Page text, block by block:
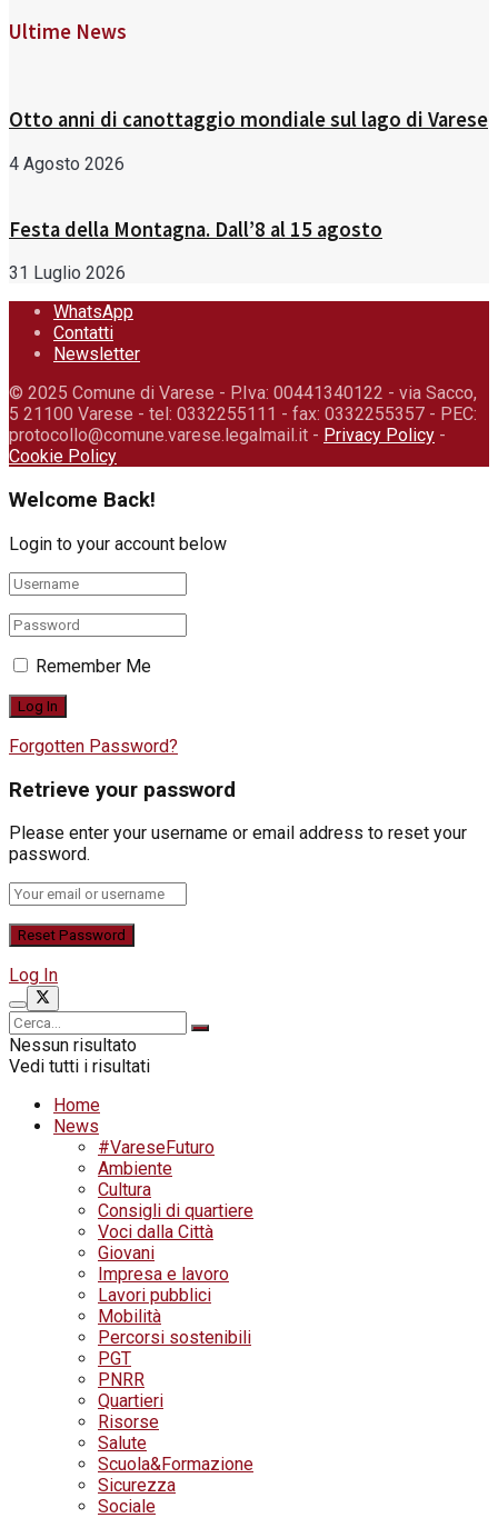
Ultime News
Otto anni di canottaggio mondiale sul lago di Varese
4 Agosto 2026
Festa della Montagna. Dall’8 al 15 agosto
31 Luglio 2026
WhatsApp
Contatti
Newsletter
© 2025 Comune di Varese - P.Iva: 00441340122 - via Sacco,
5 21100 Varese - tel: 0332255111 - fax: 0332255357 - PEC:
protocollo@comune.varese.legalmail.it - Privacy Policy -
Cookie Policy
Welcome Back!
Login to your account below
Remember Me
Forgotten Password?
Retrieve your password
Please enter your username or email address to reset your
password.
Log In
Nessun risultato
Vedi tutti i risultati
Home
News
#VareseFuturo
Ambiente
Cultura
Consigli di quartiere
Voci dalla Città
Giovani
Impresa e lavoro
Lavori pubblici
Mobilità
Percorsi sostenibili
PGT
PNRR
Quartieri
Risorse
Salute
Scuola&Formazione
Sicurezza
Sociale